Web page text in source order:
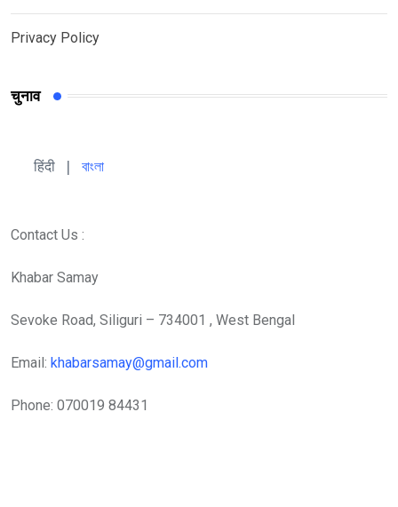
Privacy Policy
चुनाव
हिंदी বাংলা
Contact Us :
Khabar Samay
Sevoke Road, Siliguri – 734001 , West Bengal
Email: khabarsamay@gmail.com
Phone: 070019 84431